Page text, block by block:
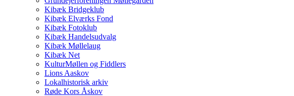
Kibæk Bridgeklub
Kibæk Elværks Fond
Kibæk Fotoklub
Kibæk Handelsudvalg
Kibæk Møllelaug
Kibæk Net
KulturMøllen og Fiddlers
Lions Aaskov
Lokalhistorisk arkiv
Røde Kors Åskov